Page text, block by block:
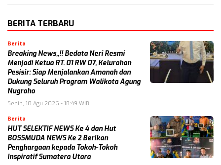
BERITA TERBARU
Berita
Breaking News,,!! Bedata Neri Resmi
Menjadi Ketua RT. 01 RW 07, Kelurahan
Pesisir: Siap Menjalankan Amanah dan
Dukung Seluruh Program Walikota Agung
Nugroho
Senin, 10 Agu 2026 - 18:49 WIB
Berita
HUT SELEKTIF NEWS Ke 4 dan Hut
BOSSMUDA NEWS Ke 2 Berikan
Penghargaan kepada Tokoh-Tokoh
Inspiratif Sumatera Utara